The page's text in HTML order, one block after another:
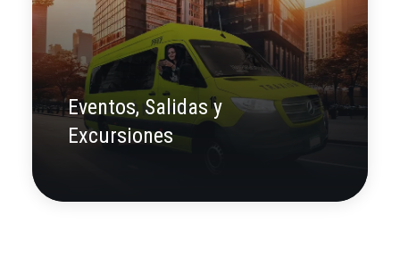
Eventos, Salidas y
Excursiones